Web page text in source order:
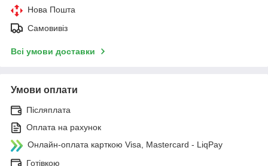
Нова Пошта
Самовивіз
Всі умови доставки
Умови оплати
Післяплата
Оплата на рахунок
Онлайн-оплата карткою Visa, Mastercard - LiqPay
Готівкою